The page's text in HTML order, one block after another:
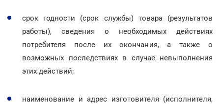
срок годности (срок службы) товара (результатов
работы), сведения о необходимых действиях
потребителя после их окончания, а также о
возможных последствиях в случае невыполнения
этих действий;
наименование и адрес изготовителя (исполнителя,